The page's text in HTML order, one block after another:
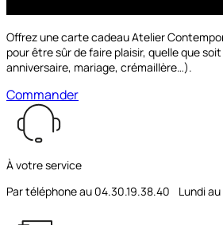
Offrez une carte cadeau Atelier
pour être sûr de faire plaisir, quelle que soit
anniversaire, mariage, crémaillère…).
Commander
À votre service
Par téléphone au 04.30.19.38.40 Lundi au